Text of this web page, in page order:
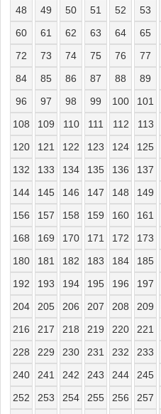
48
49 50 51 52 53
60
61 62 63 64 65
72
73 74 75 76 77
84
85 86 87 88 89
96
97 98 99 100 101
108
109 110 111 112 113
120
121 122 123 124 125
132
133 134 135 136 137
144
145 146 147 148 149
156
157 158 159 160 161
168
169 170 171 172 173
180
181 182 183 184 185
192
193 194 195 196 197
204
205 206 207 208 209
216
217 218 219 220 221
228
229 230 231 232 233
240
241 242 243 244 245
252
253 254 255 256 257